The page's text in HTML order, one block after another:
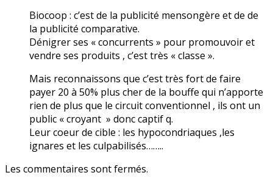
Biocoop : c’est de la publicité mensongère et de de
la publicité comparative.
Dénigrer ses « concurrents » pour promouvoir et
vendre ses produits , c’est très « classe ».
Mais reconnaissons que c’est très fort de faire
payer 20 à 50% plus cher de la bouffe qui n’apporte
rien de plus que le circuit conventionnel , ils ont un
public « croyant » donc captif q.
Leur coeur de cible : les hypocondriaques ,les
ignares et les culpabilisés……..
Les commentaires sont fermés.